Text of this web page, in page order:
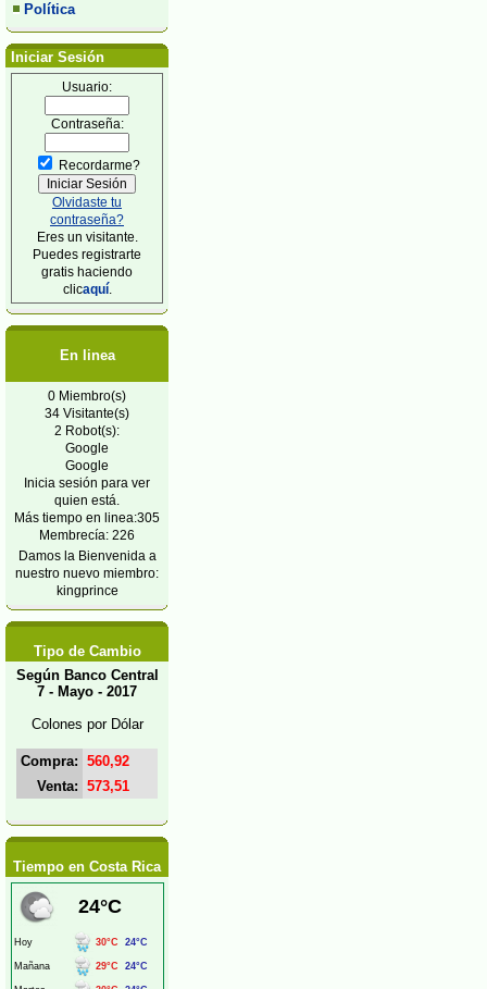
Política
Iniciar Sesión
Usuario:
Contraseña:
Recordarme?
Olvidaste tu
contraseña?
Eres un visitante.
Puedes registrarte
gratis haciendo
clicaquí.
En linea
0 Miembro(s)
34 Visitante(s)
2 Robot(s):
Google
Google
Inicia sesión para ver
quien está.
Más tiempo en linea:305
Membrecía: 226
Damos la Bienvenida a
nuestro nuevo miembro:
kingprince
Tipo de Cambio
Según Banco Central
7 - Mayo - 2017
Colones por Dólar
Compra: 560,92
Venta: 573,51
Tiempo en Costa Rica